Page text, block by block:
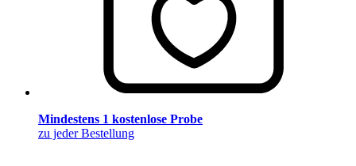
Mindestens 1 kostenlose Probe
zu jeder Bestellung